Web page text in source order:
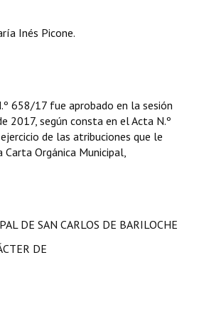
Inés Picone.
658/17 fue aprobado en la sesión
2017, según consta en el Acta N.º
de las atribuciones que le
Orgánica Municipal,
DE SAN CARLOS DE BARILOCHE
DE